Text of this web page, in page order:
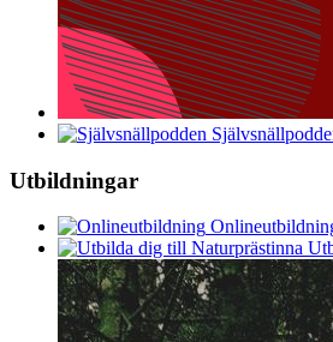
Utbildningar